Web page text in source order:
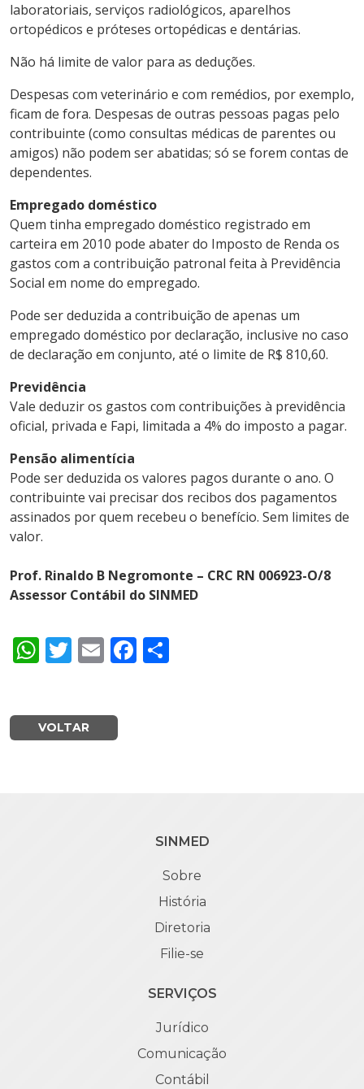
laboratoriais, serviços radiológicos, aparelhos
ortopédicos e próteses ortopédicas e dentárias.
Não há limite de valor para as deduções.
Despesas com veterinário e com remédios, por exemplo,
ficam de fora. Despesas de outras pessoas pagas pelo
contribuinte (como consultas médicas de parentes ou
amigos) não podem ser abatidas; só se forem contas de
dependentes.
Empregado doméstico
Quem tinha empregado doméstico registrado em
carteira em 2010 pode abater do Imposto de Renda os
gastos com a contribuição patronal feita à Previdência
Social em nome do empregado.
Pode ser deduzida a contribuição de apenas um
empregado doméstico por declaração, inclusive no caso
de declaração em conjunto, até o limite de R$ 810,60.
Previdência
Vale deduzir os gastos com contribuições à previdência
oficial, privada e Fapi, limitada a 4% do imposto a pagar.
Pensão alimentícia
Pode ser deduzida os valores pagos durante o ano. O
contribuinte vai precisar dos recibos dos pagamentos
assinados por quem recebeu o benefício. Sem limites de
valor.
Prof. Rinaldo B Negromonte – CRC RN 006923-O/8
Assessor Contábil do SINMED
WhatsApp
Twitter
EmailFacebook
VOLTAR
SINMED
Sobre
História
Diretoria
Filie-se
SERVIÇOS
Jurídico
Comunicação
Contábil